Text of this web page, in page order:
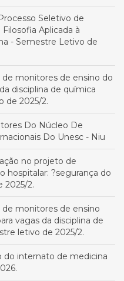
Seletivo de
Aplicada à
- Semestre Letivo de
de monitores de ensino do
disciplina de química
de 2025/2.
Do Núcleo De
Do Unesc - Niu
no projeto de
hospitalar: ?segurança do
2025/2.
de monitores de ensino
vagas da disciplina de
letivo de 2025/2.
do internato de medicina